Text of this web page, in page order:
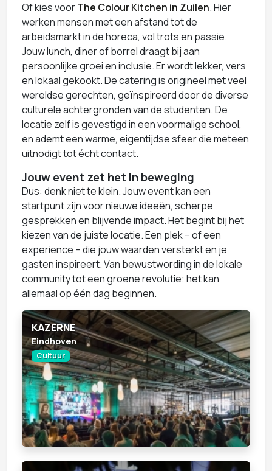
Of kies voorThe Colour Kitchen in Zuilen. Hier
werken mensen met een afstand tot de
arbeidsmarkt in de horeca, vol trots en passie.
Jouw lunch, diner of borrel draagt bij aan
persoonlijke groei en inclusie. Er wordt lekker, vers
en lokaal gekookt. De catering is origineel met veel
wereldse gerechten, geïnspireerd door de diverse
culturele achtergronden van de studenten. De
locatie zelf is gevestigd in een voormalige school,
en ademt een warme, eigentijdse sfeer die meteen
uitnodigt tot écht contact.
Jouw event zet het in beweging
Dus: denk niet te klein. Jouw event kan een
startpunt zijn voor nieuwe ideeën, scherpe
gesprekken en blijvende impact. Het begint bij het
kiezen van de juiste locatie. Een plek – of een
experience – die jouw waarden versterkt en je
gasten inspireert. Van bewustwording in de lokale
community tot een groene revolutie: het kan
allemaal op één dag beginnen.
KAZERNE
Eindhoven
Cultuur